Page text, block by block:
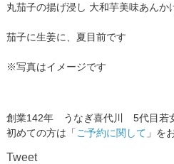
丸茄子の揚げ浸し 大和芋美味あんか
茄子に生姜に、夏目前です
※写真はイメージです
創業142年 うなぎ喜代川 5代目若
初めての方は「 ご予約に関して 」を
Tweet